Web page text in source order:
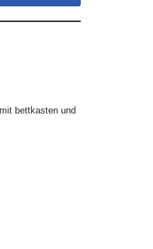
bettkasten und